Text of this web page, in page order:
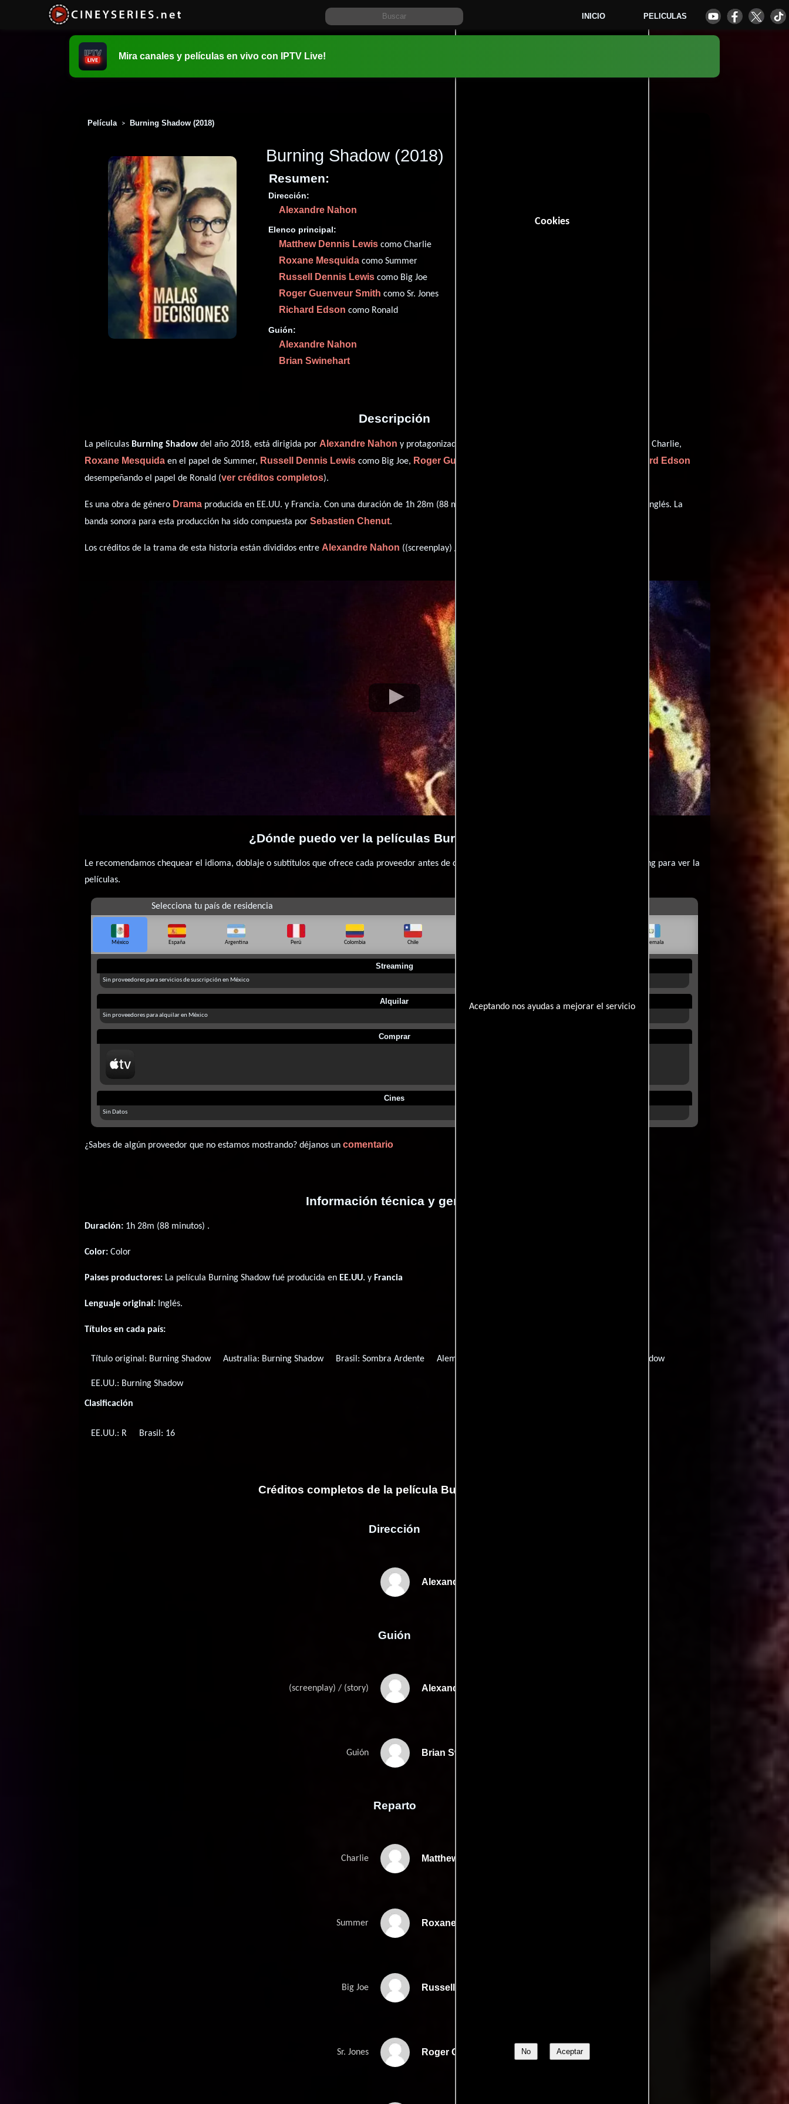
INICIO PELICULAS
Cookies
Aceptando nos ayudas a mejorar el servicio
No Aceptar
Mira canales y películas en vivo con IPTV Live!
Película > Burning Shadow (2018)
Burning Shadow (2018)
Resumen:
Dirección:
Alexandre Nahon
Elenco principal:
Matthew Dennis Lewis como Charlie
Roxane Mesquida como Summer
Russell Dennis Lewis como Big Joe
Roger Guenveur Smith como Sr. Jones
Richard Edson como Ronald
Guión:
Alexandre Nahon
Brian Swinehart
1h 28m (88 minutos).
Descripción
La películas Burning Shadow del año 2018, está dirigida porAlexandre Nahon y protagonizada por quien interpreta a Charlie,
Roxane Mesquida en el papel de Summer, Russell Dennis Lewis como Big Joe, Roger Guenveur Smith Richard Edson
desempeñando el papel de Ronald (ver créditos completos).
Es una obra de género Drama producida en EE.UU. y Francia. Con una duración de 1h 28m (88 minutos), esta película tiene diálogos originales en Inglés. La
banda sonora para esta producción ha sido compuesta porSebastien Chenut.
Los créditos de la trama de esta historia están divididos entreAlexandre Nahon ((screenplay) / (story)) y
¿Dónde puedo ver la películas Burning Shadow?
Le recomendamos chequear el idioma, doblaje o subtítulos que ofrece cada proveedor antes de comprar, alquilar o contratar un servicio de streming para ver la
películas.
Selecciona tu país de residencia
México España Argentina Perú Colombia Chile Guatemala
Streaming
Sin proveedores para servicios de suscripción en México
Alquilar
Sin proveedores para alquilar en México
Comprar
Cines
Sin Datos
¿Sabes de algún proveedor que no estamos mostrando? déjanos uncomentario
Información técnica y general
Duración: 1h 28m (88 minutos) .
Color: Color
Paises productores: La película Burning Shadow fué producida en EE.UU. y Francia
Lenguaje original: Inglés.
Títulos en cada país:
Título original: Burning Shadow Australia: Burning Shadow Brasil:Sombra Ardente Alemania: Burning Shadow
EE.UU.: Burning Shadow
Clasificación
EE.UU.: R Brasil: 16
Créditos completos de la película Burning Shadow
Dirección
Alexandre Nahon
Guión
(screenplay) / (story) Alexandre Nahons
Guión Brian Swineharts
Reparto
Charlie Matthew Dennis Lewis
Summer Roxane Mesquida
Big Joe Russell Dennis Lewis
Sr. Jones Roger Guenveur Smith